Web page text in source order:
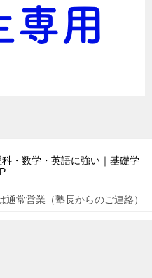
・数学・英語に強い｜基礎学
通常営業（塾長からのご連絡）